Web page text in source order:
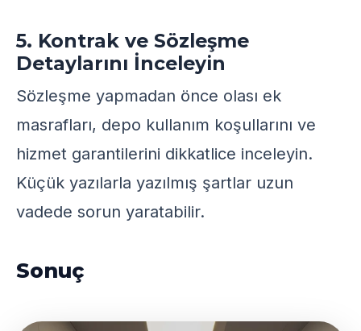
5. Kontrak ve Sözleşme
Detaylarını İnceleyin
Sözleşme yapmadan önce olası ek
masrafları, depo kullanım koşullarını ve
hizmet garantilerini dikkatlice inceleyin.
Küçük yazılarla yazılmış şartlar uzun
vadede sorun yaratabilir.
Sonuç